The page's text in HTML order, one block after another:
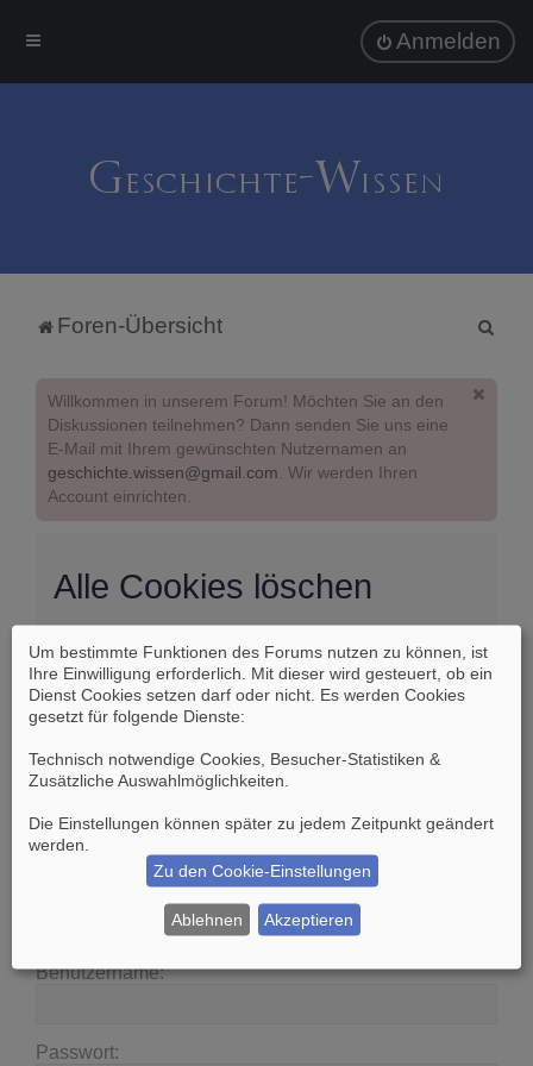
Anmelden
Foren-Übersicht
Willkommen in unserem Forum! Möchten Sie an den
Diskussionen teilnehmen? Dann senden Sie uns eine
E-Mail mit Ihrem gewünschten Nutzernamen an
geschichte.wissen@gmail.com. Wir werden Ihren
Account einrichten.
Alle Cookies löschen
Sind Sie sich sicher, dass Sie alle Cookies des
Boards löschen möchten?
SucheErweiterte Suche
Benutzername:
Passwort:
Um bestimmte Funktionen des Forums nutzen zu können, ist
Ihre Einwilligung erforderlich. Mit dieser wird gesteuert, ob ein
Dienst Cookies setzen darf oder nicht. Es werden Cookies
gesetzt für folgende Dienste:
Technisch notwendige Cookies, Besucher-Statistiken &
Zusätzliche Auswahlmöglichkeiten
Die Einstellungen können später zu jedem Zeitpunkt geändert
werden.
Zu den Cookie-Einstellungen
Ablehnen Akzeptieren